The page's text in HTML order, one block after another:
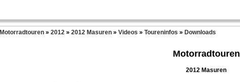
Motorradtouren» 2012» 2012 Masuren» Videos » Toureninfos » Downloads
Motorradtouren
2012 Masuren